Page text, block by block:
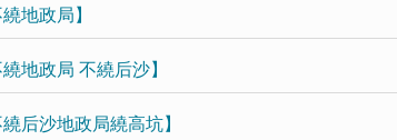
地政局】
地政局 不繞后沙】
后沙地政局繞高坑】